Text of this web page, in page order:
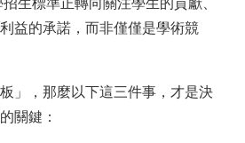
益的承諾，而非僅僅是學術競
」，那麼以下這三件事，才是決
關鍵：